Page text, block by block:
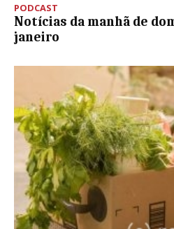
PODCAST
Notícias da manhã de
janeiro